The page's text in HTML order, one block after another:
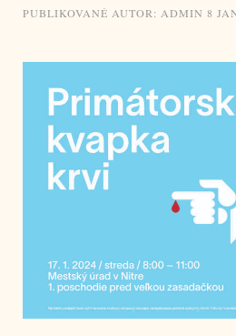
PUBLIKOVANÉ AUTOR: ADMIN 8